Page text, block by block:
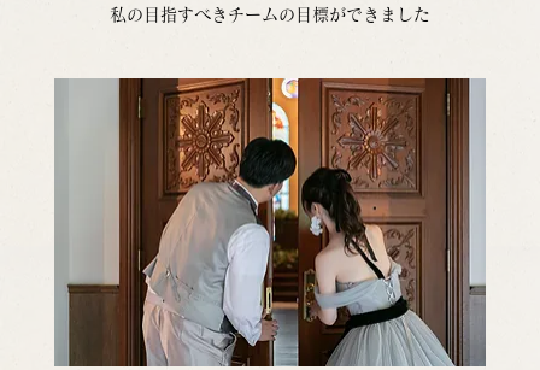
私の目指すべきチームの目標ができました